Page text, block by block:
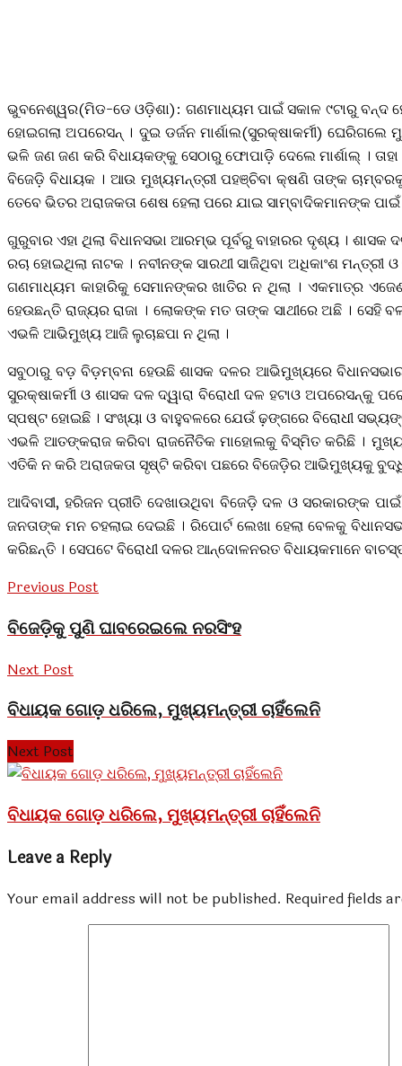
ଭୁବନେଶ୍ୱର(ମିଡ-ଡେ ଓଡ଼ିଶା): ଗଣମାଧ୍ୟମ ପାଇଁ ସକାଳ ୯ଟାରୁ ବନ୍ଦ
ହୋଇଗଲା ଅପରେସନ୍‌ । ଦୁଇ ଡର୍ଜନ ମାର୍ଶାଲ(ସୁରକ୍ଷାକର୍ମୀ)
ଭଳି ଜଣ ଜଣ କରି ବିଧାୟକଙ୍କୁ ସେଠାରୁ ଫୋପାଡ଼ି ଦେଲେ ମାର୍ଶାଲ୍‌ ।
ବିଜେଡ଼ି ବିଧାୟକ । ଆଉ ମୁଖ୍ୟମନ୍ତ୍ରୀ ପହଞ୍ଚିବା କ୍ଷଣି ତାଙ୍କ
ତେବେ ଭିତର ଅରାଜକତା ଶେଷ ହେଲା ପରେ ଯାଇ ସାମ୍ବାଦିକମାନଙ୍କ
ଗୁରୁବାର ଏହା ଥିଲା ବିଧାନସଭା ଆରମ୍ଭ ପୂର୍ବରୁ ବାହାରର ଦୃଶ୍ୟ । ଶାସକ
ରଚା ହୋଇଥିଲା ନାଟକ । ନବୀନଙ୍କ ସାରଥୀ ସାଜିଥିବା ଅଧିକାଂଶ
ଗଣମାଧ୍ୟମ କାହାରିକୁ ସେମାନଙ୍କର ଖାତିର ନ ଥିଲା । ଏକମାତ୍ର
ହେଉଛନ୍ତି ରାଜ୍ୟର ରାଜା । ଲୋକଙ୍କ ମତ ତାଙ୍କ ସାଥୀରେ ଅଛି ।
ଏଭଳି ଆଭିମୁଖ୍ୟ ଆଜି ଲୁଚାଛପା ନ ଥିଲା ।
ସବୁଠାରୁ ବଡ଼ ବିଡ଼ମ୍ବନା ହେଉଛି ଶାସକ ଦଳର ଆଭିମୁଖ୍ୟରେ
ସୁରକ୍ଷାକର୍ମୀ ଓ ଶାସକ ଦଳ ଦ୍ୱାରା ବିରୋଧୀ ଦଳ ହଟାଓ
ସ୍ପଷ୍ଟ ହୋଇଛି । ସଂଖ୍ୟା ଓ ବାହୁବଳରେ ଯେଉଁ ଢ଼ଙ୍ଗରେ ବିରୋଧୀ
ଏଭଳି ଆତଙ୍କରାଜ କରିବା ରାଜନୈତିକ ମାହୋଲକୁ ବିସ୍ମିତ କରିଛି ।
ଏତିକି ନ କରି ଅରାଜକତା ସୃଷ୍ଟି କରିବା ପଛରେ ବିଜେଡ଼ିର ଆଭିମୁଖ୍ୟକୁ
ଆଦିବାସୀ, ହରିଜନ ପ୍ରୀତି ଦେଖାଉଥିବା ବିଜେଡ଼ି ଦଳ ଓ ସରକାରଙ୍କ
ଜନତାଙ୍କ ମନ ଚହଲାଇ ଦେଇଛି । ରିପୋର୍ଟ ଲେଖା ହେଲା ବେଳକୁ
କରିଛନ୍ତି । ସେପଟେ ବିରୋଧୀ ଦଳର ଆନ୍ଦୋଳନରତ ବିଧାୟକମାନେ
Previous Post
ବିଜେଡ଼ିକୁ ପୁଣି ଘାବରେଇଲେ ନରସିଂହ
Next Post
ବିଧାୟକ ଗୋଡ଼ ଧରିଲେ, ମୁଖ୍ୟମନ୍ତ୍ରୀ ଚାହିଁଲେନି
Next Post
ବିଧାୟକ ଗୋଡ଼ ଧରିଲେ, ମୁଖ୍ୟମନ୍ତ୍ରୀ ଚାହିଁଲେନି
Leave a Reply
Your email address will not be published. Required fields